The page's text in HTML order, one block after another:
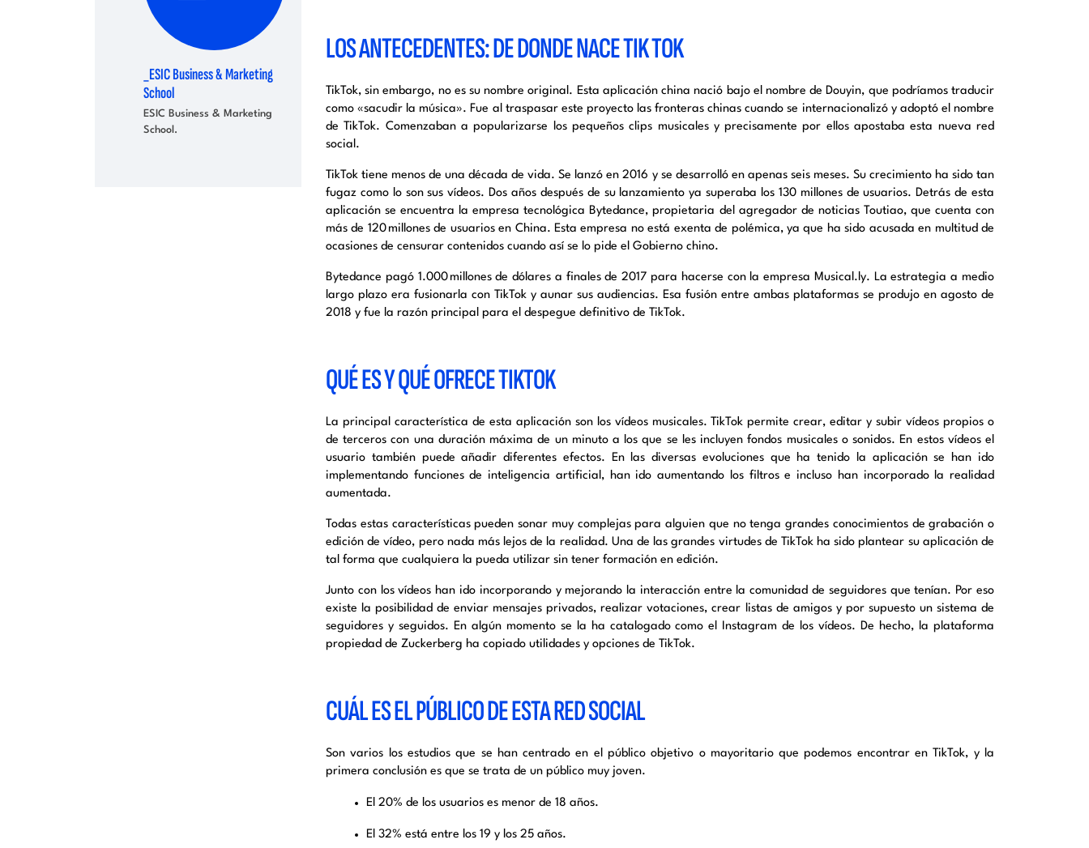
_ESIC Business & Marketing
School
ESIC Business & Marketing
School.
LOS ANTECEDENTES: DE DONDE NACE TIK TOK
TikTok, sin embargo, no es su nombre original. Esta aplicación china nació bajo el nombre de Douyin, que podríamos traducir
como «sacudir la música». Fue al traspasar este proyecto las fronteras chinas cuando se internacionalizó y adoptó el nombre
de TikTok. Comenzaban a popularizarse los pequeños clips musicales y precisamente por ellos apostaba esta nueva red
social.
TikTok tiene menos de una década de vida. Se lanzó en 2016 y se desarrolló en apenas seis meses. Su crecimiento ha sido tan
fugaz como lo son sus vídeos. Dos años después de su lanzamiento ya superaba los 130 millones de usuarios. Detrás de esta
aplicación se encuentra la empresa tecnológica Bytedance, propietaria del agregador de noticias Toutiao, que cuenta con
más de 120 millones de usuarios en China. Esta empresa no está exenta de polémica, ya que ha sido acusada en multitud de
ocasiones de censurar contenidos cuando así se lo pide el Gobierno chino.
Bytedance pagó 1.000 millones de dólares a finales de 2017 para hacerse con la empresa Musical.ly. La estrategia a medio
largo plazo era fusionarla con TikTok y aunar sus audiencias. Esa fusión entre ambas plataformas se produjo en agosto de
2018 y fue la razón principal para el despegue definitivo de TikTok.
QUÉ ES Y QUÉ OFRECE TIKTOK
La principal característica de esta aplicación son los vídeos musicales. TikTok permite crear, editar y subir vídeos propios o
de terceros con una duración máxima de un minuto a los que se les incluyen fondos musicales o sonidos. En estos vídeos el
usuario también puede añadir diferentes efectos. En las diversas evoluciones que ha tenido la aplicación se han ido
implementando funciones de inteligencia artificial, han ido aumentando los filtros e incluso han incorporado la realidad
aumentada.
Todas estas características pueden sonar muy complejas para alguien que no tenga grandes conocimientos de grabación o
edición de vídeo, pero nada más lejos de la realidad. Una de las grandes virtudes de TikTok ha sido plantear su aplicación de
tal forma que cualquiera la pueda utilizar sin tener formación en edición.
Junto con los vídeos han ido incorporando y mejorando la interacción entre la comunidad de seguidores que tenían. Por eso
existe la posibilidad de enviar mensajes privados, realizar votaciones, crear listas de amigos y por supuesto un sistema de
seguidores y seguidos. En algún momento se la ha catalogado como el Instagram de los vídeos. De hecho, la plataforma
propiedad de Zuckerberg ha copiado utilidades y opciones de TikTok.
CUÁL ES EL PÚBLICO DE ESTA RED SOCIAL
Son varios los estudios que se han centrado en el público objetivo o mayoritario que podemos encontrar en TikTok, y la
primera conclusión es que se trata de un público muy joven.
El 20% de los usuarios es menor de 18 años.
El 32% está entre los 19 y los 25 años.